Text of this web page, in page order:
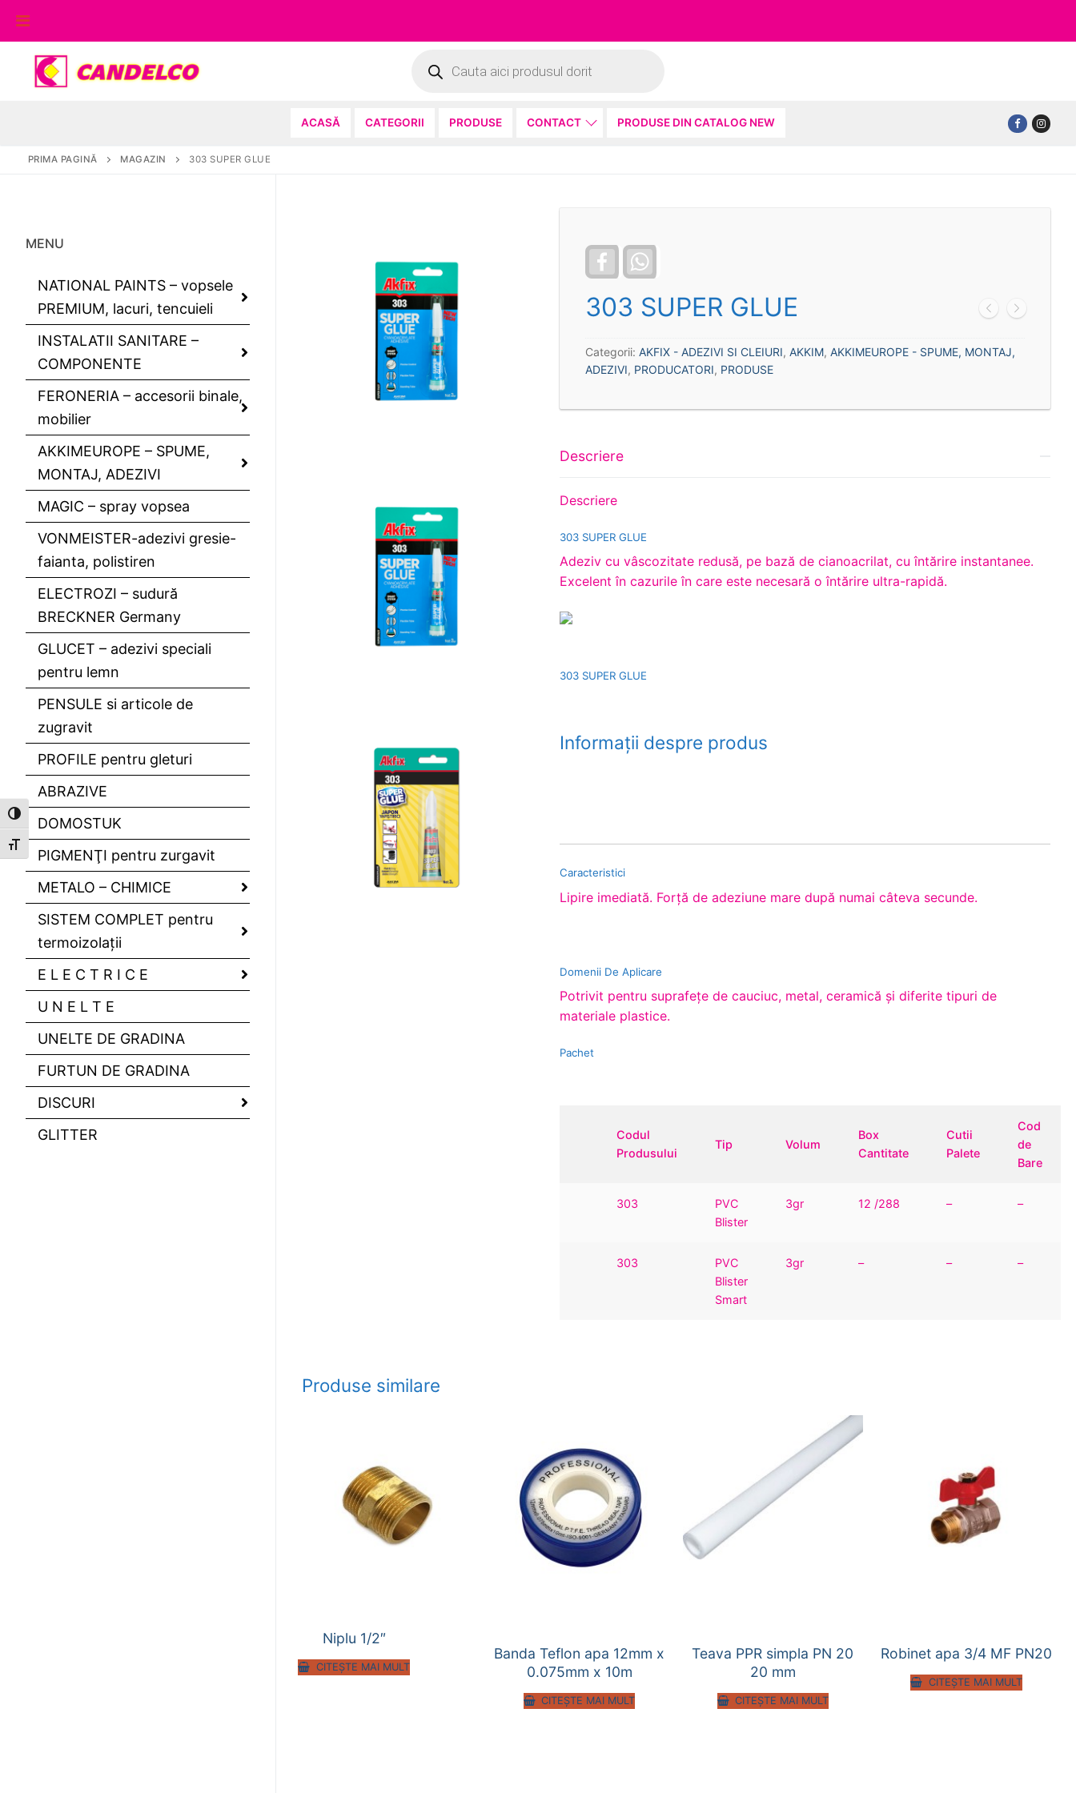
Toggle High Contrast
Toggle Font size
conținut
search
ACASĂ CATEGORII PRODUSE CONTACT PRODUSE DIN CATALOG NEW
PRIMA PAGINĂ MAGAZIN 303 SUPER GLUE
Facebook
303 SUPER GLUE
Categorii:AKFIX - ADEZIVI SI CLEIURI,AKKIM,AKKIMEUROPE - SPUME, MONTAJ,
ADEZIVI, PRODUCATORI, PRODUSE
Descriere
Descriere
303 SUPER GLUE
Adeziv cu vâscozitate redusă, pe bază de cianoacrilat, cu întărire instantanee.
Excelent în cazurile în care este necesară o întărire ultra-rapidă.
303 SUPER GLUE
Informații despre produs
Caracteristici
Lipire imediată. Forţă de adeziune mare după numai câteva secunde.
Domenii De Aplicare
Potrivit pentru suprafeţe de cauciuc, metal, ceramică şi diferite tipuri de
materiale plastice.
Pachet
Codul
Produsului
Tip Volum
Box
Cantitate
Cutii
Palete
Cod
de
Bare
303
PVC
Blister
3gr 12 /288 – –
303
PVC
Blister
Smart
3gr – – –
Produse similare
Niplu 1/2″
CITEȘTE MAI MULT
Banda Teflon apa 12mm x
0.075mm x 10m
CITEȘTE MAI MULT
Teava PPR simpla PN 20
20 mm
CITEȘTE MAI MULT
Robinet apa 3/4 MF PN20
CITEȘTE MAI MULT
MENU
NATIONAL PAINTS – vopsele
PREMIUM, lacuri, tencuieli
INSTALATII SANITARE –
COMPONENTE
FERONERIA – accesorii binale,
mobilier
AKKIMEUROPE – SPUME,
MONTAJ, ADEZIVI
MAGIC – spray vopsea
VONMEISTER-adezivi gresie-
faianta, polistiren
ELECTROZI – sudură
BRECKNER Germany
GLUCET – adezivi speciali
pentru lemn
PENSULE si articole de
zugravit
PROFILE pentru gleturi
ABRAZIVE
DOMOSTUK
PIGMENŢI pentru zurgavit
METALO – CHIMICE
SISTEM COMPLET pentru
termoizolaţii
E L E C T R I C E
U N E L T E
UNELTE DE GRADINA
FURTUN DE GRADINA
DISCURI
GLITTER